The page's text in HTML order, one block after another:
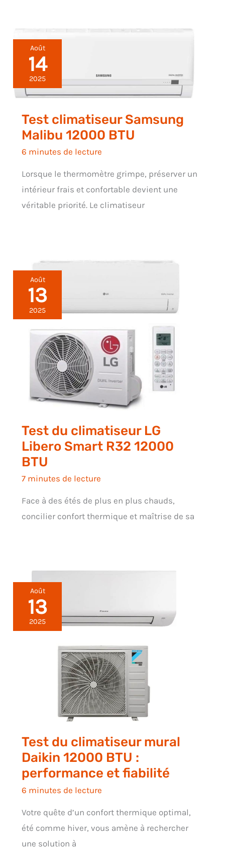
Août
14
2025
Test climatiseur Samsung
Malibu 12000 BTU
6 minutes de lecture
Lorsque le thermomètre grimpe, préserver un
intérieur frais et confortable devient une
véritable priorité. Le climatiseur
Août
13
2025
Test du climatiseur LG
Libero Smart R32 12000
BTU
7 minutes de lecture
Face à des étés de plus en plus chauds,
concilier confort thermique et maîtrise de sa
Août
13
2025
Test du climatiseur mural
Daikin 12000 BTU :
performance et fiabilité
6 minutes de lecture
Votre quête d’un confort thermique optimal,
été comme hiver, vous amène à rechercher
une solution à